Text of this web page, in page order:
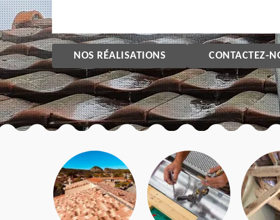
NOS RÉALISATIONS CONTACTEZ-